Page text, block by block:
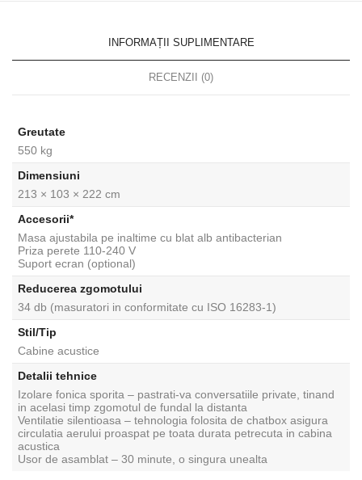
INFORMAȚII SUPLIMENTARE
RECENZII (0)
Greutate
550 kg
Dimensiuni
213 × 103 × 222 cm
Accesorii*
Masa ajustabila pe inaltime cu blat alb antibacterian
Priza perete 110-240 V
Suport ecran (optional)
Reducerea zgomotului
34 db (masuratori in conformitate cu ISO 16283-1)
Stil/Tip
Cabine acustice
Detalii tehnice
Izolare fonica sporita – pastrati-va conversatiile private, tinand
in acelasi timp zgomotul de fundal la distanta
Ventilatie silentioasa – tehnologia folosita de chatbox asigura
circulatia aerului proaspat pe toata durata petrecuta in cabina
acustica
Usor de asamblat – 30 minute, o singura unealta